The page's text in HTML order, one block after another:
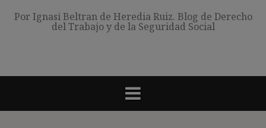
Por Ignasi Beltran de Heredia Ruiz. Blog de Derecho
del Trabajo y de la Seguridad Social